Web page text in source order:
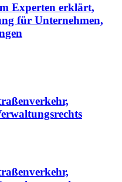
Experten erklärt,
für Unternehmen,